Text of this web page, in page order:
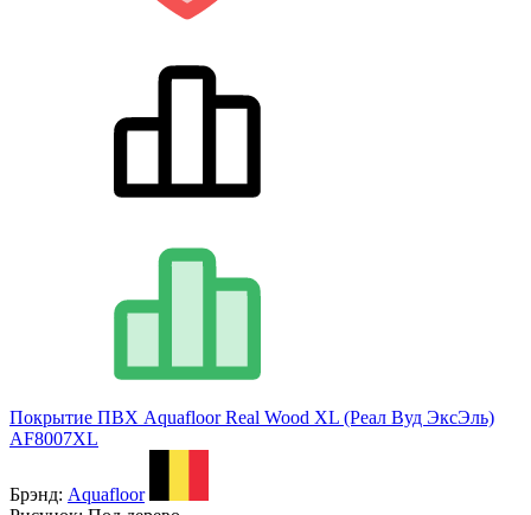
Покрытие ПВХ Aquafloor Real Wood XL (Реал Вуд ЭксЭль)
AF8007XL
Брэнд: Aquafloor